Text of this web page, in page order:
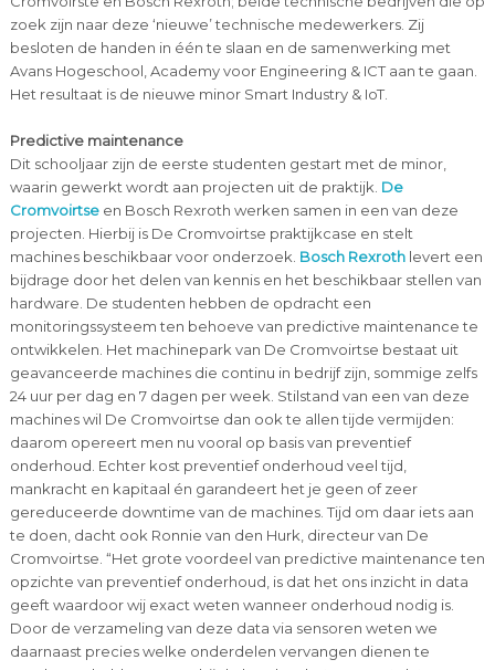
zoek zijn naar deze ‘nieuwe’ technische medewerkers. Zij
besloten de handen in één te slaan en de samenwerking met
Avans Hogeschool, Academy voor Engineering & ICT aan te gaan.
Het resultaat is de nieuwe minor Smart Industry & IoT.
Predictive maintenance
Dit schooljaar zijn de eerste studenten gestart met de minor,
waarin gewerkt wordt aan projecten uit de praktijk. De
Cromvoirtseen Bosch Rexroth werken samen in een van deze
projecten. Hierbij is De Cromvoirtse praktijkcase en stelt
machines beschikbaar voor onderzoek. Bosch Rexrothlevert een
bijdrage door het delen van kennis en het beschikbaar stellen van
hardware. De studenten hebben de opdracht een
monitoringssysteem ten behoeve van predictive maintenance te
ontwikkelen. Het machinepark van De Cromvoirtse bestaat uit
geavanceerde machines die continu in bedrijf zijn, sommige zelfs
24 uur per dag en 7 dagen per week. Stilstand van een van deze
machines wil De Cromvoirtse dan ook te allen tijde vermijden:
daarom opereert men nu vooral op basis van preventief
onderhoud. Echter kost preventief onderhoud veel tijd,
mankracht en kapitaal én garandeert het je geen of zeer
gereduceerde downtime van de machines. Tijd om daar iets aan
te doen, dacht ook Ronnie van den Hurk, directeur van De
Cromvoirtse. “Het grote voordeel van predictive maintenance ten
opzichte van preventief onderhoud, is dat het ons inzicht in data
geeft waardoor wij exact weten wanneer onderhoud nodig is.
Door de verzameling van deze data via sensoren weten we
daarnaast precies welke onderdelen vervangen dienen te